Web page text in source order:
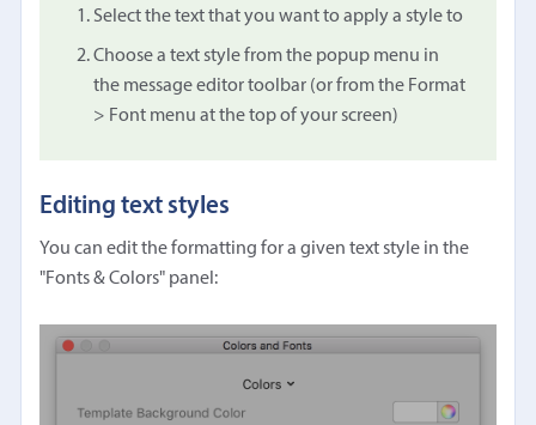
Select the text that you want to apply a style to
Choose a text style from the popup menu in
the message editor toolbar (or from the Format
> Font menu at the top of your screen)
Editing text styles
You can edit the formatting for a given text style in the
"Fonts & Colors" panel: